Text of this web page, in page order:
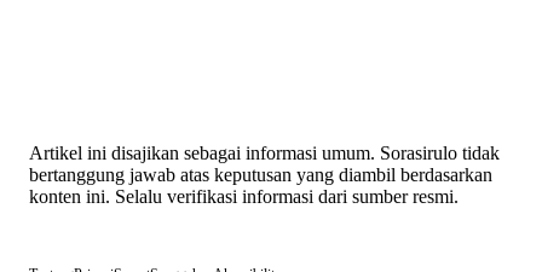
Artikel ini disajikan sebagai informasi umum. Sorasirulo tidak
bertanggung jawab atas keputusan yang diambil berdasarkan
konten ini. Selalu verifikasi informasi dari sumber resmi.